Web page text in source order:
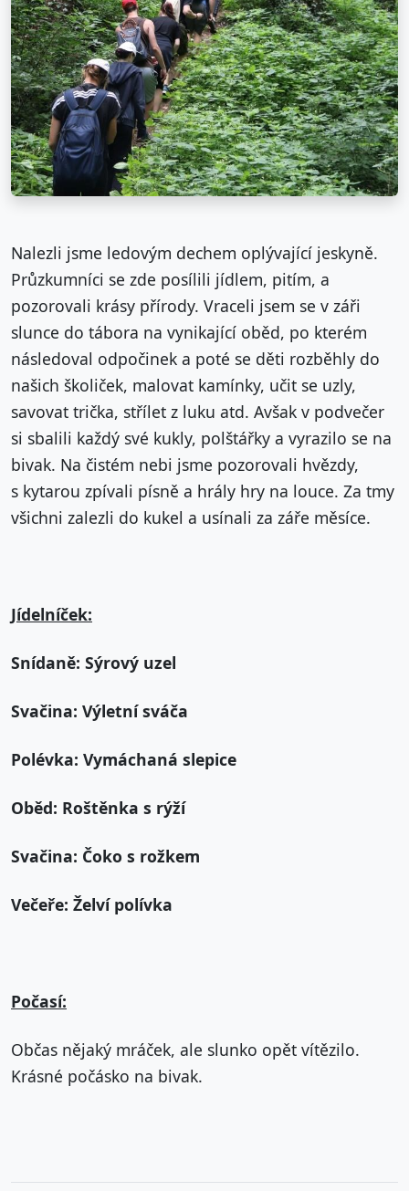
Nalezli jsme ledovým dechem oplývající jeskyně.
Průzkumníci se zde posílili jídlem, pitím, a
pozorovali krásy přírody. Vraceli jsem se v záři
slunce do tábora na vynikající oběd, po kterém
následoval odpočinek a poté se děti rozběhly do
našich školiček, malovat kamínky, učit se uzly,
savovat trička, střílet z luku atd. Avšak v podvečer
si sbalili každý své kukly, polštářky a vyrazilo se na
bivak. Na čistém nebi jsme pozorovali hvězdy,
s kytarou zpívali písně a hrály hry na louce. Za tmy
všichni zalezli do kukel a usínali za záře měsíce.
Jídelníček:
Snídaně: Sýrový uzel
Svačina: Výletní sváča
Polévka: Vymáchaná slepice
Oběd: Roštěnka s rýží
Svačina: Čoko s rožkem
Večeře: Želví polívka
Počasí:
Občas nějaký mráček, ale slunko opět vítězilo.
Krásné počásko na bivak.